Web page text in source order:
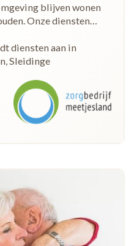
blijven wonen
Onze diensten…
diensten aan in
Sleidinge